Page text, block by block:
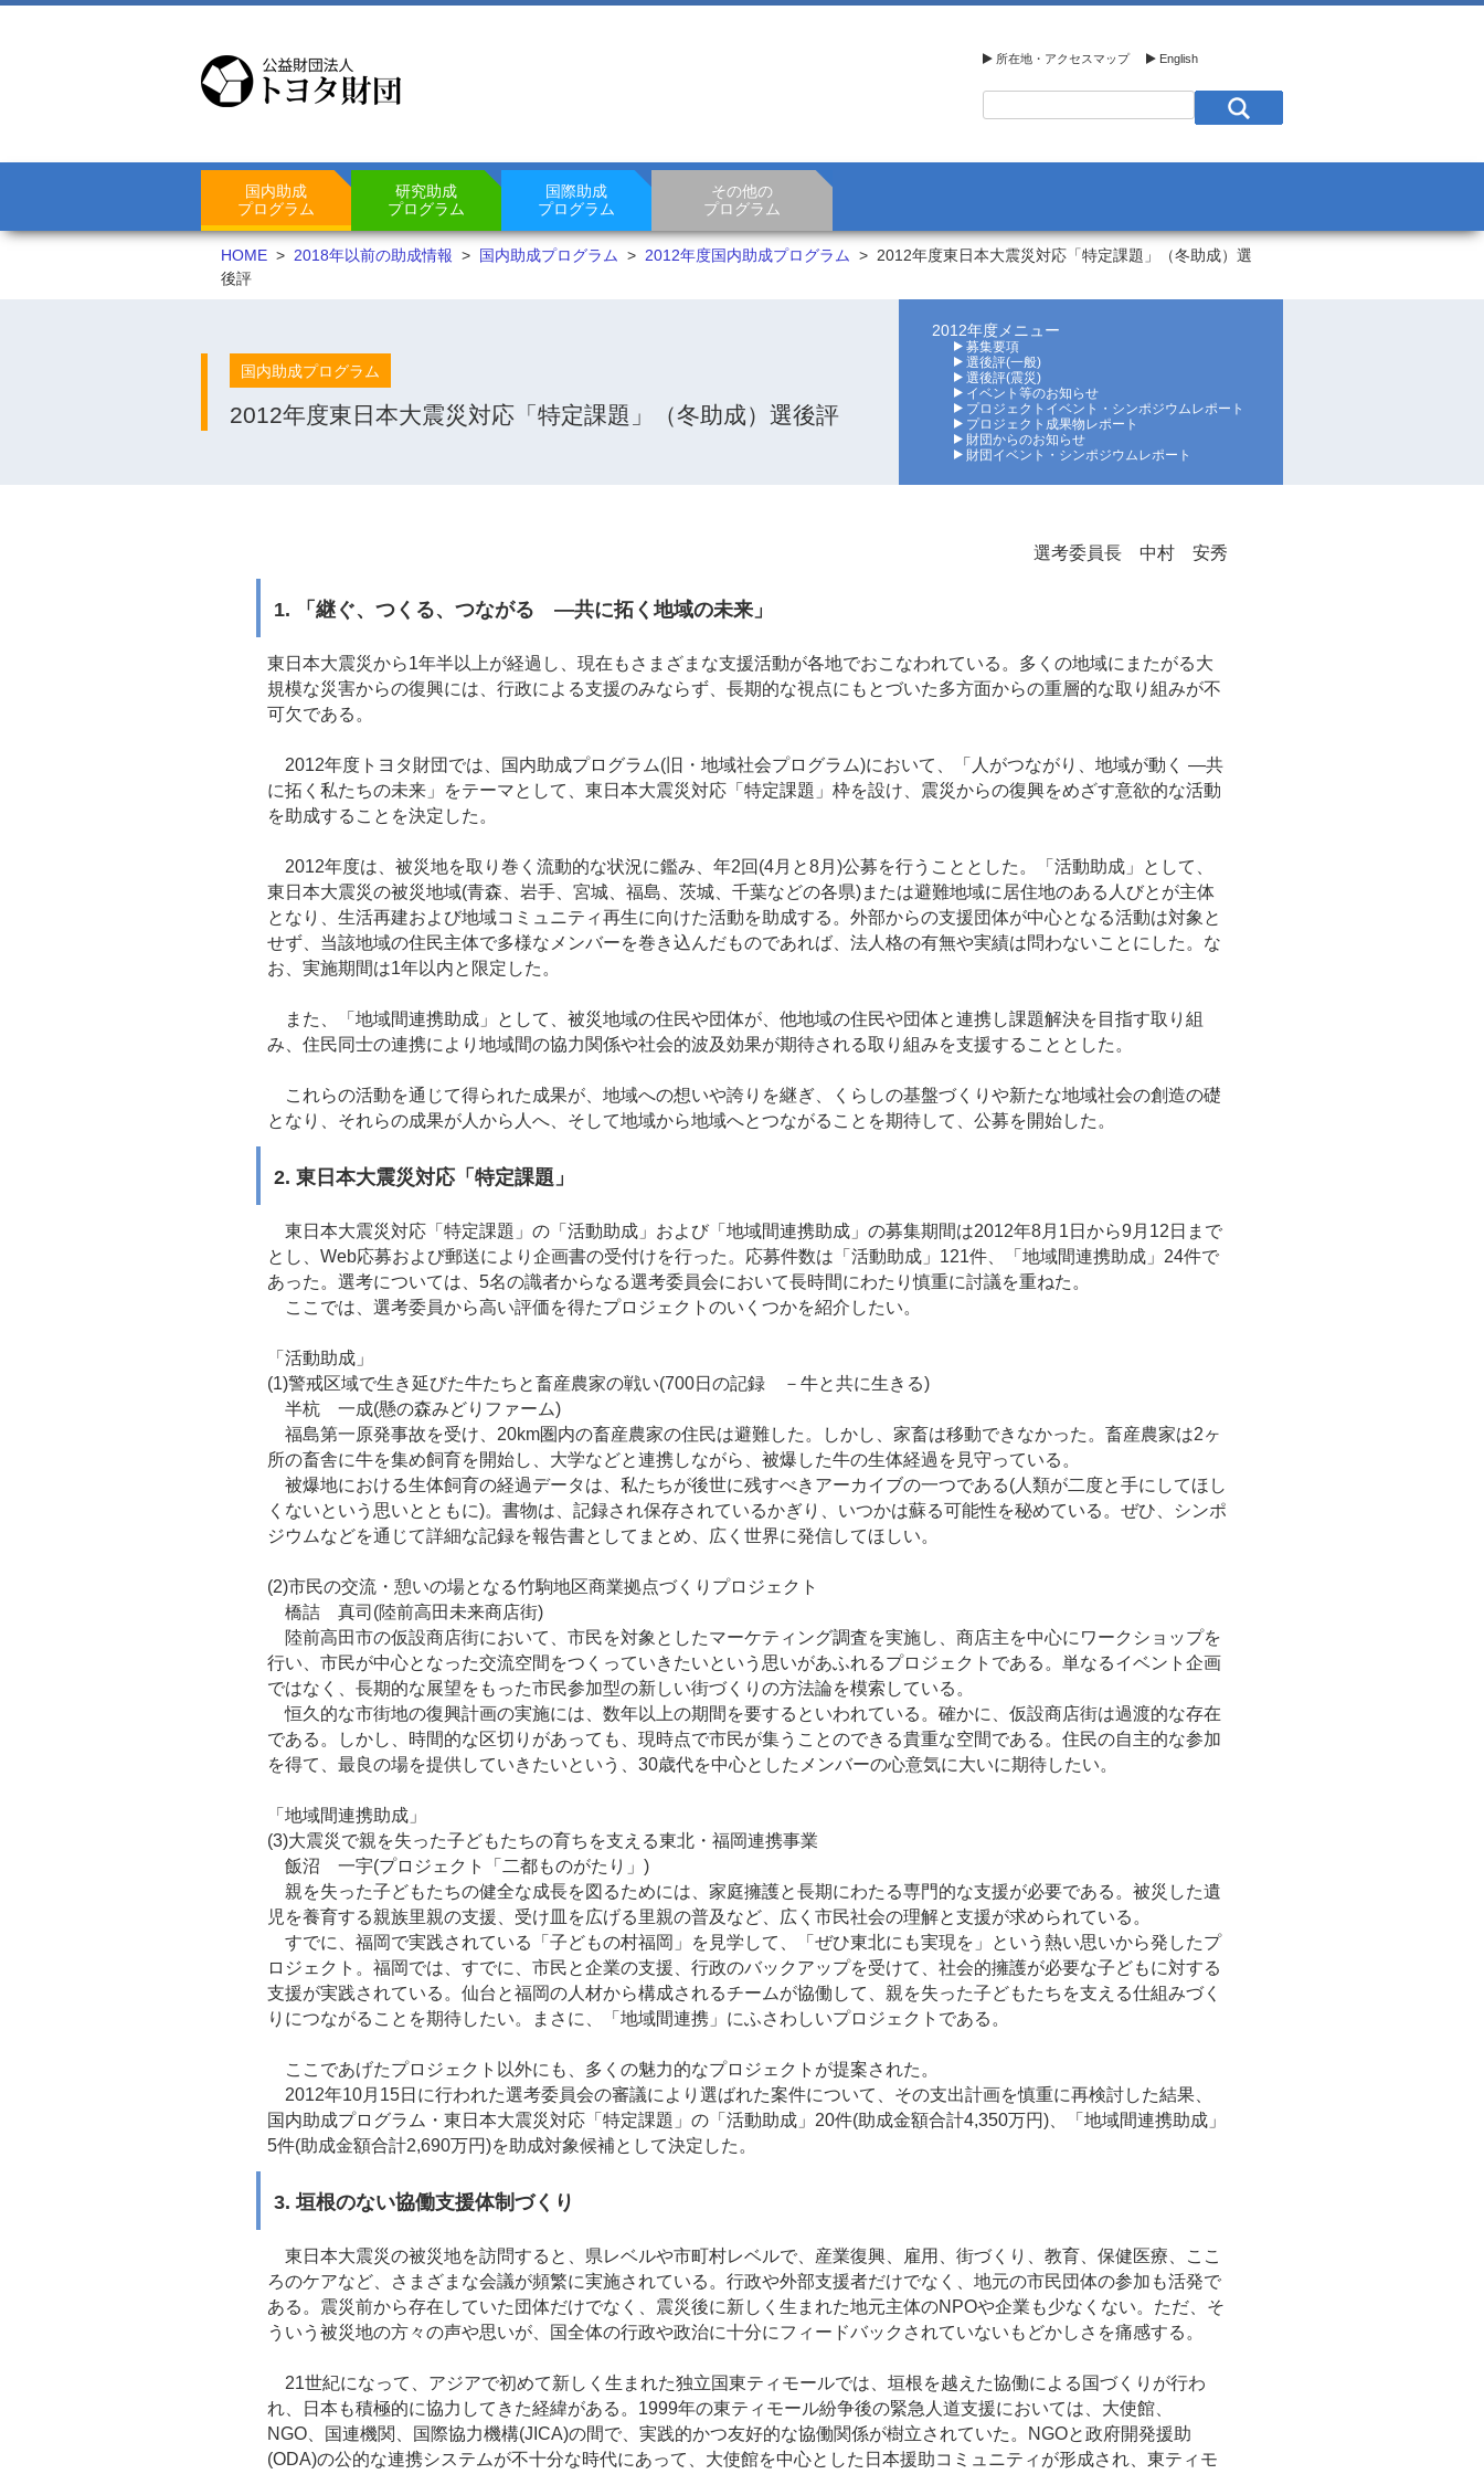
所在地・アクセスマップ English
国内助成
プログラム
研究助成
プログラム
国際助成
プログラム
その他の
プログラム
HOME > 2018年以前の助成情報 > 国内助成プログラム > 2012年度国内助成プログラム
> 2012年度東日本大震災対応「特定課題」（冬助成）選
後評
国内助成プログラム
2012年度東日本大震災対応「特定課題」（冬助成）選後評
2012年度メニュー
募集要項
選後評(一般)
選後評(震災)
イベント等のお知らせ
プロジェクトイベント・シンポジウムレポート
プロジェクト成果物レポート
財団からのお知らせ
財団イベント・シンポジウムレポート
選考委員長 中村 安秀
1. 「継ぐ、つくる、つながる ―共に拓く地域の未来」
東日本大震災から1年半以上が経過し、現在もさまざまな支援活動が各地でおこなわれている。多くの地域にまたがる大
規模な災害からの復興には、行政による支援のみならず、長期的な視点にもとづいた多方面からの重層的な取り組みが不
可欠である。
2012年度トヨタ財団では、国内助成プログラム(旧・地域社会プログラム)において、「人がつながり、地域が動く ―共
に拓く私たちの未来」をテーマとして、東日本大震災対応「特定課題」枠を設け、震災からの復興をめざす意欲的な活動
を助成することを決定した。
2012年度は、被災地を取り巻く流動的な状況に鑑み、年2回(4月と8月)公募を行うこととした。「活動助成」として、
東日本大震災の被災地域(青森、岩手、宮城、福島、茨城、千葉などの各県)または避難地域に居住地のある人びとが主体
となり、生活再建および地域コミュニティ再生に向けた活動を助成する。外部からの支援団体が中心となる活動は対象と
せず、当該地域の住民主体で多様なメンバーを巻き込んだものであれば、法人格の有無や実績は問わないことにした。な
お、実施期間は1年以内と限定した。
また、「地域間連携助成」として、被災地域の住民や団体が、他地域の住民や団体と連携し課題解決を目指す取り組
み、住民同士の連携により地域間の協力関係や社会的波及効果が期待される取り組みを支援することとした。
これらの活動を通じて得られた成果が、地域への想いや誇りを継ぎ、くらしの基盤づくりや新たな地域社会の創造の礎
となり、それらの成果が人から人へ、そして地域から地域へとつながることを期待して、公募を開始した。
2. 東日本大震災対応「特定課題」
東日本大震災対応「特定課題」の「活動助成」および「地域間連携助成」の募集期間は2012年8月1日から9月12日まで
とし、Web応募および郵送により企画書の受付けを行った。応募件数は「活動助成」121件、「地域間連携助成」24件で
あった。選考については、5名の識者からなる選考委員会において長時間にわたり慎重に討議を重ねた。
ここでは、選考委員から高い評価を得たプロジェクトのいくつかを紹介したい。
「活動助成」
(1)警戒区域で生き延びた牛たちと畜産農家の戦い(700日の記録 －牛と共に生きる)
半杭 一成(懸の森みどりファーム)
福島第一原発事故を受け、20km圏内の畜産農家の住民は避難した。しかし、家畜は移動できなかった。畜産農家は2ヶ
所の畜舎に牛を集め飼育を開始し、大学などと連携しながら、被爆した牛の生体経過を見守っている。
被爆地における生体飼育の経過データは、私たちが後世に残すべきアーカイブの一つである(人類が二度と手にしてほし
くないという思いとともに)。書物は、記録され保存されているかぎり、いつかは蘇る可能性を秘めている。ぜひ、シンポ
ジウムなどを通じて詳細な記録を報告書としてまとめ、広く世界に発信してほしい。
(2)市民の交流・憩いの場となる竹駒地区商業拠点づくりプロジェクト
橋詰 真司(陸前高田未来商店街)
陸前高田市の仮設商店街において、市民を対象としたマーケティング調査を実施し、商店主を中心にワークショップを
行い、市民が中心となった交流空間をつくっていきたいという思いがあふれるプロジェクトである。単なるイベント企画
ではなく、長期的な展望をもった市民参加型の新しい街づくりの方法論を模索している。
恒久的な市街地の復興計画の実施には、数年以上の期間を要するといわれている。確かに、仮設商店街は過渡的な存在
である。しかし、時間的な区切りがあっても、現時点で市民が集うことのできる貴重な空間である。住民の自主的な参加
を得て、最良の場を提供していきたいという、30歳代を中心としたメンバーの心意気に大いに期待したい。
「地域間連携助成」
(3)大震災で親を失った子どもたちの育ちを支える東北・福岡連携事業
飯沼 一宇(プロジェクト「二都ものがたり」)
親を失った子どもたちの健全な成長を図るためには、家庭擁護と長期にわたる専門的な支援が必要である。被災した遺
児を養育する親族里親の支援、受け皿を広げる里親の普及など、広く市民社会の理解と支援が求められている。
すでに、福岡で実践されている「子どもの村福岡」を見学して、「ぜひ東北にも実現を」という熱い思いから発したプ
ロジェクト。福岡では、すでに、市民と企業の支援、行政のバックアップを受けて、社会的擁護が必要な子どもに対する
支援が実践されている。仙台と福岡の人材から構成されるチームが協働して、親を失った子どもたちを支える仕組みづく
りにつながることを期待したい。まさに、「地域間連携」にふさわしいプロジェクトである。
ここであげたプロジェクト以外にも、多くの魅力的なプロジェクトが提案された。
2012年10月15日に行われた選考委員会の審議により選ばれた案件について、その支出計画を慎重に再検討した結果、
国内助成プログラム・東日本大震災対応「特定課題」の「活動助成」20件(助成金額合計4,350万円)、「地域間連携助成」
5件(助成金額合計2,690万円)を助成対象候補として決定した。
3. 垣根のない協働支援体制づくり
東日本大震災の被災地を訪問すると、県レベルや市町村レベルで、産業復興、雇用、街づくり、教育、保健医療、ここ
ろのケアなど、さまざまな会議が頻繁に実施されている。行政や外部支援者だけでなく、地元の市民団体の参加も活発で
ある。震災前から存在していた団体だけでなく、震災後に新しく生まれた地元主体のNPOや企業も少なくない。ただ、そ
ういう被災地の方々の声や思いが、国全体の行政や政治に十分にフィードバックされていないもどかしさを痛感する。
21世紀になって、アジアで初めて新しく生まれた独立国東ティモールでは、垣根を越えた協働による国づくりが行わ
れ、日本も積極的に協力してきた経緯がある。1999年の東ティモール紛争後の緊急人道支援においては、大使館、
NGO、国連機関、国際協力機構(JICA)の間で、実践的かつ友好的な協働関係が樹立されていた。NGOと政府開発援助
(ODA)の公的な連携システムが不十分な時代にあって、大使館を中心とした日本援助コミュニティが形成され、東ティモ